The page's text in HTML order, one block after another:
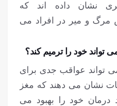
نشان داده اند که
مرگ و میر در افراد می
تواند خود را ترمیم کند؟
تواند عواقب جدی برای
نشان می دهند که مغز
درمان خود را بهبود می